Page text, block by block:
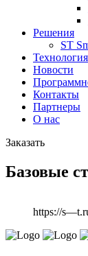
Решения
ST
Технология
Новости
Контакты
Партнеры
О нас
Заказать
Базовые
https://